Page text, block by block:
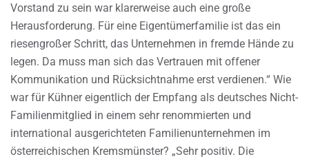
Vorstand zu sein war klarerweise auch eine große
Herausforderung. Für eine Eigentümerfamilie ist das ein
riesengroßer Schritt, das Unternehmen in fremde Hände zu
legen. Da muss man sich das Vertrauen mit offener
Kommunikation und Rücksichtnahme erst verdienen.“ Wie
war für Kühner eigentlich der Empfang als deutsches Nicht-
Familienmitglied in einem sehr renommierten und
international ausgerichteten Familienunternehmen im
österreichischen Kremsmünster? „Sehr positiv. Die